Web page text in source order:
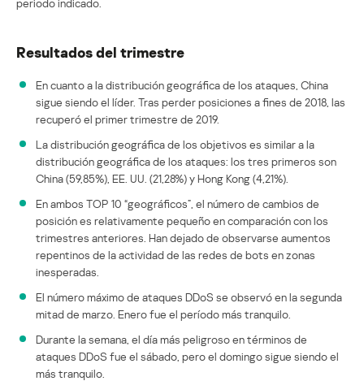
Resultados del trimestre
En cuanto a la distribución geográfica de los ataques, China
sigue siendo el líder. Tras perder posiciones a fines de 2018, las
recuperó el primer trimestre de 2019.
La distribución geográfica de los objetivos es similar a la
distribución geográfica de los ataques: los tres primeros son
China (59,85%), EE. UU. (21,28%) y Hong Kong (4,21%).
En ambos TOP 10 “geográficos”, el número de cambios de
posición es relativamente pequeño en comparación con los
trimestres anteriores. Han dejado de observarse aumentos
repentinos de la actividad de las redes de bots en zonas
inesperadas.
El número máximo de ataques DDoS se observó en la segunda
mitad de marzo. Enero fue el período más tranquilo.
Durante la semana, el día más peligroso en términos de
ataques DDoS fue el sábado, pero el domingo sigue siendo el
más tranquilo.